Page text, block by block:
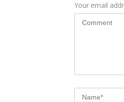
Your email